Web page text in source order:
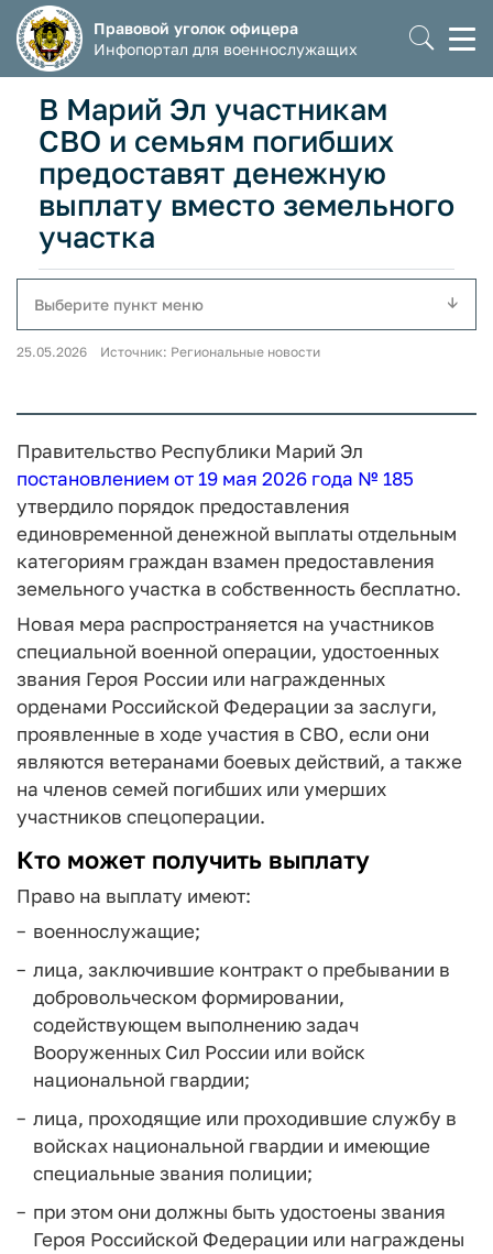
Правовой уголок офицера
Инфопортал для военнослужащих
В Марий Эл участникам
СВО и семьям погибших
предоставят денежную
выплату вместо земельного
участка
Выберите пункт меню
25.05.2026 Источник: Региональные новости
Правительство Республики Марий Эл
постановлением от 19 мая 2026 года № 185
утвердило порядок предоставления
единовременной денежной выплаты отдельным
категориям граждан взамен предоставления
земельного участка в собственность бесплатно.
Новая мера распространяется на участников
специальной военной операции, удостоенных
звания Героя России или награжденных
орденами Российской Федерации за заслуги,
проявленные в ходе участия в СВО, если они
являются ветеранами боевых действий, а также
на членов семей погибших или умерших
участников спецоперации.
Кто может получить выплату
Право на выплату имеют:
военнослужащие;
лица, заключившие контракт о пребывании в
добровольческом формировании,
содействующем выполнению задач
Вооруженных Сил России или войск
национальной гвардии;
лица, проходящие или проходившие службу в
войсках национальной гвардии и имеющие
специальные звания полиции;
при этом они должны быть удостоены звания
Героя Российской Федерации или награждены